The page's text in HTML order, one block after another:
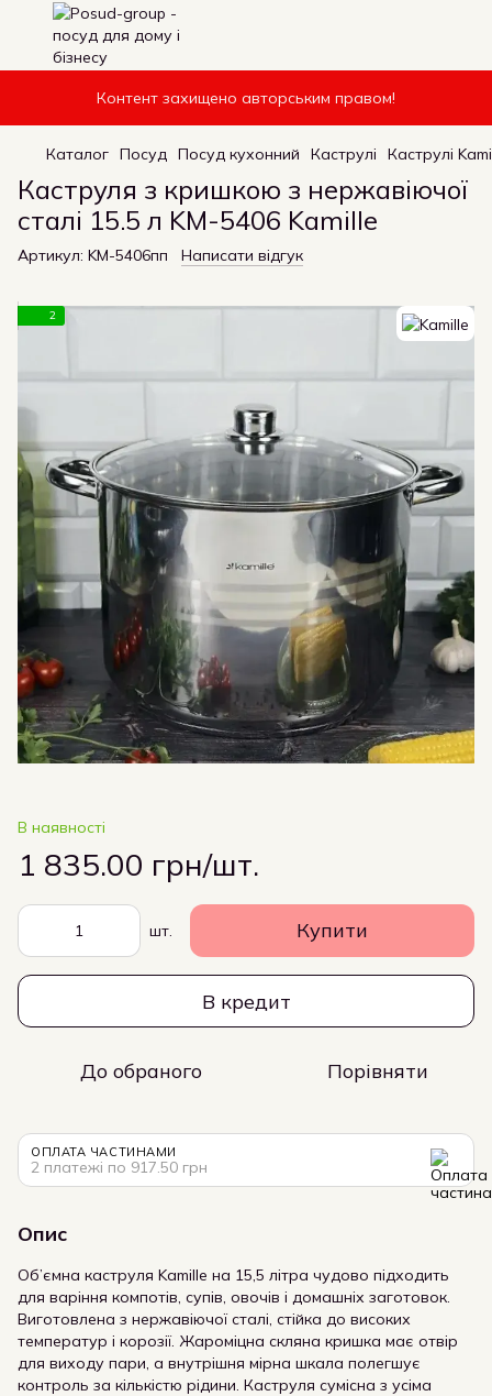
Контент захищено авторським правом!
Каталог Посуд Посуд кухонний Каструлі Каструлі
Каструля з кришкою з нержавіючої
сталі 15.5 л KM-5406 Kamille
Артикул: KM-5406пп Написати відгук
2
В наявності
1 835.00 грн/шт.
шт. Купити
В кредит
До обраного Порівняти
ОПЛАТА ЧАСТИНАМИ
2 платежі по 917.50 грн
Опис
Об’ємна каструля Kamille на 15,5 літра чудово підходить
для варіння компотів, супів, овочів і домашніх заготовок.
Виготовлена з нержавіючої сталі, стійка до високих
температур і корозії. Жароміцна скляна кришка має отвір
для виходу пари, а внутрішня мірна шкала полегшує
контроль за кількістю рідини. Каструля сумісна з усіма